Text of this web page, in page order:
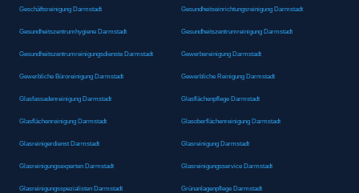
Geschäftsreinigung Darmstadt Gesundheitseinrichtungsreinigung Darmstadt
Gesundheitszentrumhygiene Darmstadt Gesundheitszentrumreinigung Darmstadt
Gesundheitszentrumreinigungsdienste Darmstadt Gewerbereinigung Darmstadt
Gewerbliche Büroreinigung Darmstadt Gewerbliche Reinigung Darmstadt
Glasfassadenreinigung Darmstadt Glasflächenpflege Darmstadt
Glasflächenreinigung Darmstadt Glasoberflächenreinigung Darmstadt
Glasreinigerdienst Darmstadt Glasreinigung Darmstadt
Glasreinigungsexperten Darmstadt Glasreinigungsservice Darmstadt
Glasreinigungsspezialisten Darmstadt Grünanlagenpflege Darmstadt